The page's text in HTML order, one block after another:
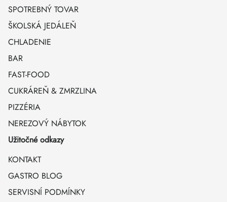
SPOTREBNÝ TOVAR
ŠKOLSKÁ JEDÁLEŇ
CHLADENIE
BAR
FAST-FOOD
CUKRÁREŇ & ZMRZLINA
PIZZÉRIA
NEREZOVÝ NÁBYTOK
Užitočné odkazy
KONTAKT
GASTRO BLOG
SERVISNÍ PODMÍNKY